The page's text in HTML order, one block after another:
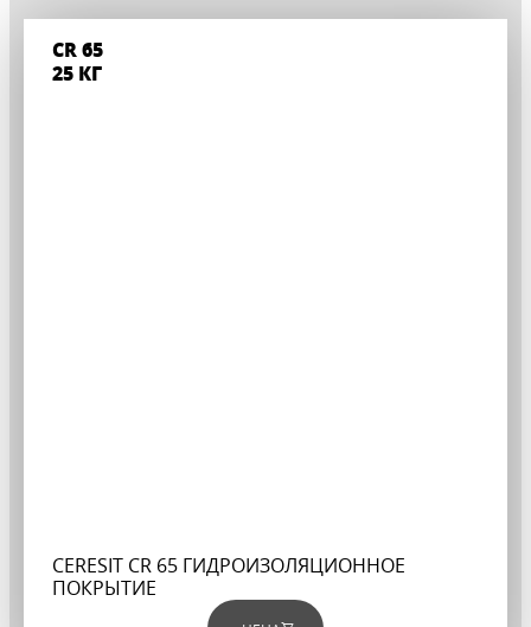
CR 65
25 КГ
CERESIT CR 65 ГИДРОИЗОЛЯЦИОННОЕ
ПОКРЫТИЕ